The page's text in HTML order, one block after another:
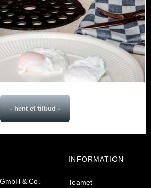
- hent et tilbud -
& Co.
INFORMATION
Teamet